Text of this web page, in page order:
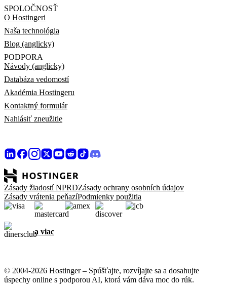
SPOLOČNOSŤ
O Hostingeri
Naša technológia
Blog (anglicky)
PODPORA
Návody (anglicky)
Databáza vedomostí
Akadémia Hostingeru
Kontaktný formulár
Nahlásiť zneužitie
Zásady žiadostí NPRDZásady ochrany osobních údajov
Zásady vrátenia peňazíPodmienky použitia
a viac
© 2004-2026 Hostinger – Spúšťajte, rozvíjajte sa a dosahujte
úspechy online s podporou AI, ktorá vám dáva moc do rúk.